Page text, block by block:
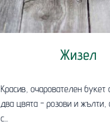
Жизел
Красив, очарователен букет
два цвята - розови и жълти,
с...